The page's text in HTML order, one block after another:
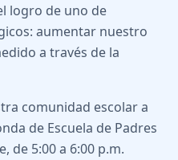
logro de uno de
aumentar nuestro
a través de la
comunidad escolar a
de Escuela de Padres
de 5:00 a 6:00 p.m.